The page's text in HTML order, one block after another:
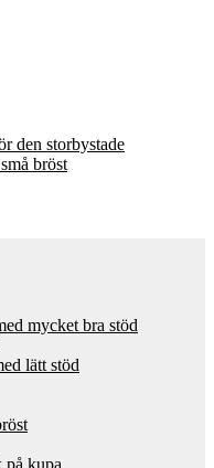
den storbystade
bröst
mycket bra stöd
lätt stöd
på kupa